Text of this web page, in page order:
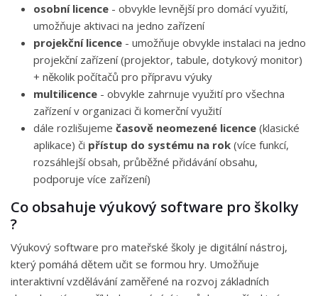
osobní licence - obvykle levnější pro domácí využití,
umožňuje aktivaci na jedno zařízení
projekční licence - umožňuje obvykle instalaci na jedno
projekční zařízení (projektor, tabule, dotykový monitor)
+ několik počítačů pro přípravu výuky
multilicence - obvykle zahrnuje využití pro všechna
zařízení v organizaci či komerční využití
dále rozlišujeme časově neomezené licence (klasické
aplikace) či přístup do systému na rok (více funkcí,
rozsáhlejší obsah, průběžné přidávání obsahu,
podporuje více zařízení)
Co obsahuje výukový software pro školky
?
Výukový software pro mateřské školy je digitální nástroj,
který pomáhá dětem učit se formou hry. Umožňuje
interaktivní vzdělávání zaměřené na rozvoj základních